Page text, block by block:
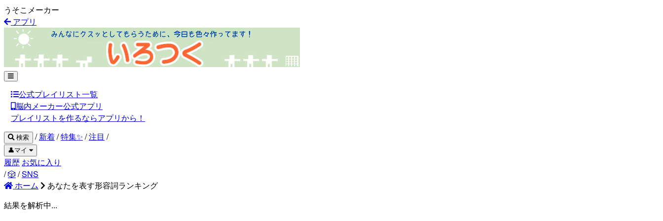
うそこメーカー
アプリ
公式プレイリスト一覧
脳内メーカー公式アプリ
プレイリストを作るならアプリから！
検索 / 新着/特集✨ /注目 /
👤マイ
履歴 お気に入り
/🎲 /SNS
ホーム
あなたを表す形容詞ランキング
結果を解析中...